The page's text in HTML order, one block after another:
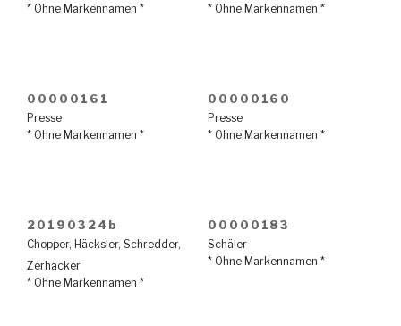
* Ohne Markennamen *
* Ohne Markennamen *
00000161
Presse
* Ohne Markennamen *
00000160
Presse
* Ohne Markennamen *
20190324b
Chopper, Häcksler, Schredder,
Zerhacker
* Ohne Markennamen *
00000183
Schäler
* Ohne Markennamen *